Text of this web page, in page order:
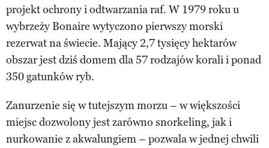
projekt ochrony i odtwarzania raf. W 1979 roku u
wybrzeży Bonaire wytyczono pierwszy morski
rezerwat na świecie. Mający 2,7 tysięcy hektarów
obszar jest dziś domem dla 57 rodzajów korali i ponad
350 gatunków ryb.
Zanurzenie się w tutejszym morzu – w większości
miejsc dozwolony jest zarówno snorkeling, jak i
nurkowanie z akwalungiem – pozwala w jednej chwili